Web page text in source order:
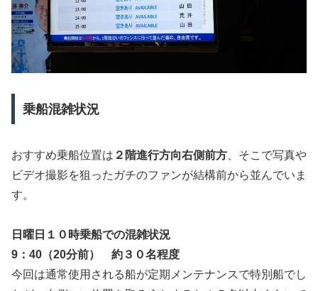
乗船混雑状況
おすすめ乗船位置は ２階進行方向右側前方 、そこで写真や
ビデオ撮影を狙ったガチのファンが結構前から並んでいま
す。
日曜日１０時乗船での混雑状況
9：40（20分前） 約３０名程度
今回は通常使用される船が定期メンテナンスで特別船でし